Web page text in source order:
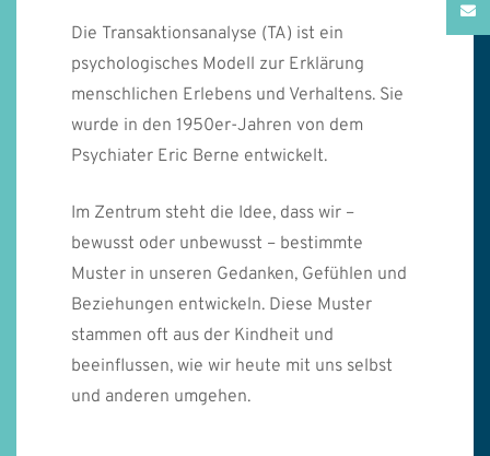
Die Transaktionsanalyse (TA) ist ein
psychologisches Modell zur Erklärung
menschlichen Erlebens und Verhaltens. Sie
wurde in den 1950er-Jahren von dem
Psychiater Eric Berne entwickelt.
Im Zentrum steht die Idee, dass wir –
bewusst oder unbewusst – bestimmte
Muster in unseren Gedanken, Gefühlen und
Beziehungen entwickeln. Diese Muster
stammen oft aus der Kindheit und
beeinflussen, wie wir heute mit uns selbst
und anderen umgehen.